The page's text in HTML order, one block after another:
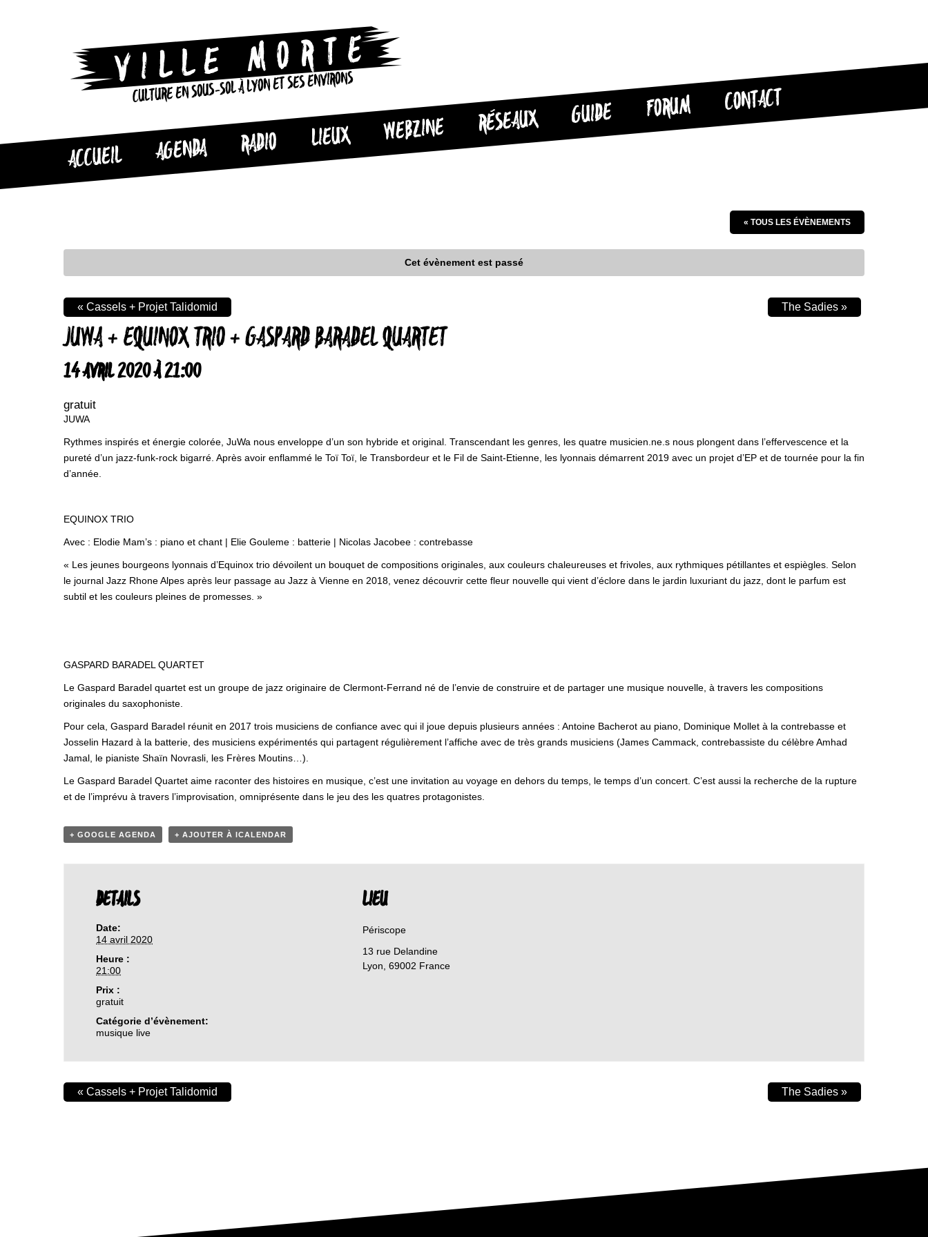
CULTURE EN SOUS-SOL À LYON ET SES ENVIRONS
ACCUEIL AGENDA RADIO LIEUX WEBZINE RÉSEAUX GUIDE FORUM CONTACT
« TOUS LES ÉVÈNEMENTS
Cet évènement est passé
JUWA + EQUINOX TRIO + GASPARD BARADEL QUARTET
14 AVRIL 2020 À 21:00
gratuit
« Cassels + Projet Talidomid The Sadies »
JUWA
Rythmes inspirés et énergie colorée, JuWa nous enveloppe d’un son hybride et original. Transcendant les genres, les quatre musicien.ne.s nous plongent dans l’effervescence et la
pureté d’un jazz-funk-rock bigarré. Après avoir enflammé le Toï Toï, le Transbordeur et le Fil de Saint-Etienne, les lyonnais démarrent 2019 avec un projet d’EP et de tournée pour la fin
d’année.
EQUINOX TRIO
Avec : Elodie Mam’s : piano et chant | Elie Gouleme : batterie | Nicolas Jacobee : contrebasse
« Les jeunes bourgeons lyonnais d’Equinox trio dévoilent un bouquet de compositions originales, aux couleurs chaleureuses et frivoles, aux rythmiques pétillantes et espiègles. Selon
le journal Jazz Rhone Alpes après leur passage au Jazz à Vienne en 2018, venez découvrir cette fleur nouvelle qui vient d’éclore dans le jardin luxuriant du jazz, dont le parfum est
subtil et les couleurs pleines de promesses. »
GASPARD BARADEL QUARTET
Le Gaspard Baradel quartet est un groupe de jazz originaire de Clermont-Ferrand né de l’envie de construire et de partager une musique nouvelle, à travers les compositions
originales du saxophoniste.
Pour cela, Gaspard Baradel réunit en 2017 trois musiciens de confiance avec qui il joue depuis plusieurs années : Antoine Bacherot au piano, Dominique Mollet à la contrebasse et
Josselin Hazard à la batterie, des musiciens expérimentés qui partagent régulièrement l’affiche avec de très grands musiciens (James Cammack, contrebassiste du célèbre Amhad
Jamal, le pianiste Shaïn Novrasli, les Frères Moutins…).
Le Gaspard Baradel Quartet aime raconter des histoires en musique, c’est une invitation au voyage en dehors du temps, le temps d’un concert. C’est aussi la recherche de la rupture
et de l’imprévu à travers l’improvisation, omniprésente dans le jeu des les quatres protagonistes.
+ GOOGLE AGENDA + AJOUTER À ICALENDAR
DETAILS
Date:
14 avril 2020
Heure :
21:00
Prix :
gratuit
Catégorie d’évènement:
musique live
LIEU
Périscope
13 rue Delandine
Lyon 69002 France
« Cassels + Projet Talidomid The Sadies »